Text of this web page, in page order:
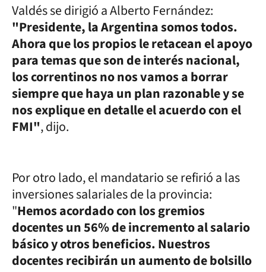
Valdés se dirigió a Alberto Fernández:
"Presidente, la Argentina somos todos.
Ahora que los propios le retacean el apoyo
para temas que son de interés nacional,
los correntinos no nos vamos a borrar
siempre que haya un plan razonable y se
nos explique en detalle el acuerdo con el
FMI", dijo.
Por otro lado, el mandatario se refirió a las
inversiones salariales de la provincia:
"Hemos acordado con los gremios
docentes un 56% de incremento al salario
básico y otros beneficios. Nuestros
docentes recibirán un aumento de bolsillo